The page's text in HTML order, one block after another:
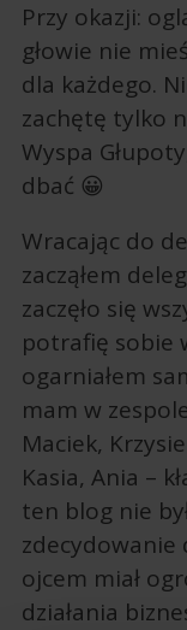
Przy okazji:
głowie nie
dla każdego.
zachętę tylko
Wyspa
dbać 😀
Wracając do
zacząłem
zaczęło się
potrafię sobie
ogarniałem
mam w
Maciek,
Kasia, Ania –
ten blog nie
zdecydowanie
ojcem miał
działania